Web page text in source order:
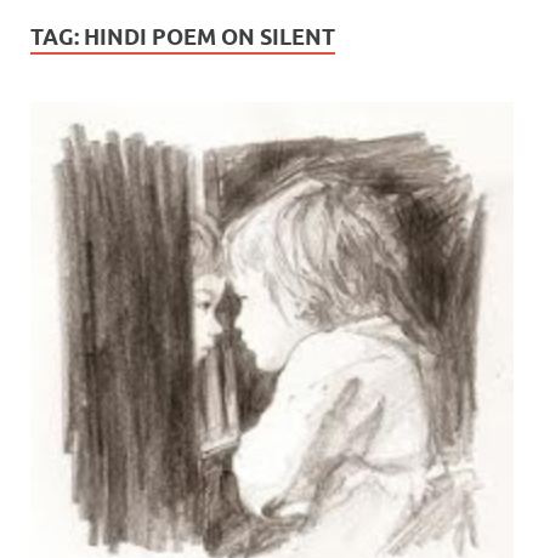
TAG: HINDI POEM ON SILENT